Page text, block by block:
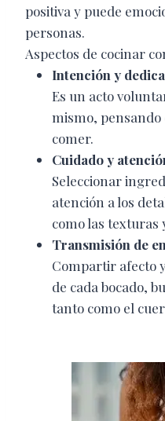
positiva y puede
personas.
Aspectos de cocinar
Intención y
Es un acto
mismo, pensando
comer.
Cuidado y
Seleccionar
atención a los
como las texturas
Transmisión de
Compartir afecto
de cada bocado,
tanto como el